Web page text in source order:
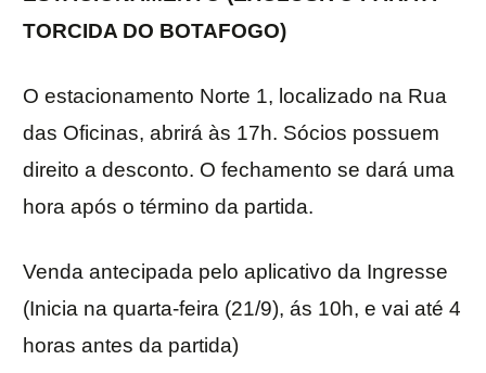
TORCIDA DO BOTAFOGO)
O estacionamento Norte 1, localizado na Rua
das Oficinas, abrirá às 17h. Sócios possuem
direito a desconto. O fechamento se dará uma
hora após o término da partida.
Venda antecipada pelo aplicativo da Ingresse
(Inicia na quarta-feira (21/9), ás 10h, e vai até 4
horas antes da partida)